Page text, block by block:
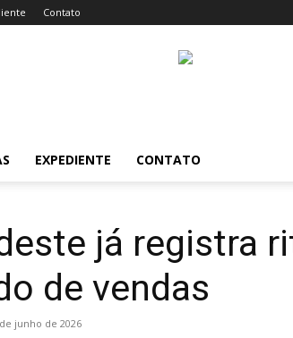
Contato
EXPEDIENTE CONTATO
já registra
de vendas
junho de 2026